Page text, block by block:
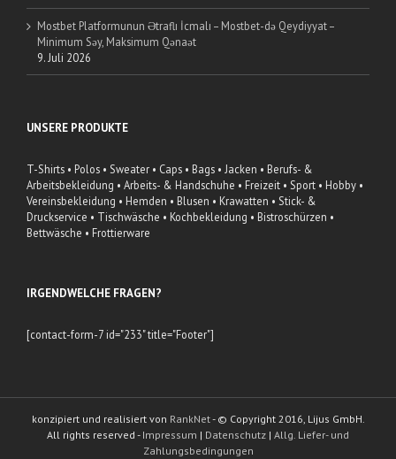
Mostbet Platformunun Ətraflı İcmalı – Mostbet-də Qeydiyyat –
Minimum Səy, Maksimum Qənaət
9. Juli 2026
UNSERE PRODUKTE
T-Shirts • Polos • Sweater • Caps • Bags • Jacken • Berufs- &
Arbeitsbekleidung • Arbeits- & Handschuhe • Freizeit • Sport • Hobby •
Vereinsbekleidung • Hemden • Blusen • Krawatten • Stick- &
Druckservice • Tischwäsche • Kochbekleidung • Bistroschürzen •
Bettwäsche • Frottierware
IRGENDWELCHE FRAGEN?
[contact-form-7 id="233" title="Footer"]
konzipiert und realisiert von RankNet- © Copyright 2016, Lijus GmbH.
All rights reserved - Impressum | Datenschutz | Allg. Liefer- und
Zahlungsbedingungen